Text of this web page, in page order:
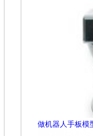
做机器人手板模